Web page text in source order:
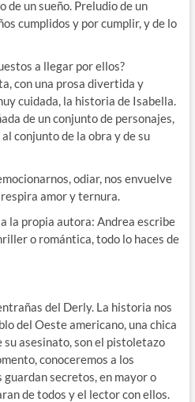
de un sueño. Preludio de un
cumplidos y por cumplir, y de lo
a llegar por ellos?
con una prosa divertida y
cuidada, la historia de Isabella.
de un conjunto de personajes,
conjunto de la obra y de su
odiar, nos envuelve
amor y ternura.
la propia autora: Andrea escribe
o romántica, todo lo haces de
del Derly. La historia nos
del Oeste americano, una chica
asesinato, son el pistoletazo
conoceremos a los
secretos, en mayor o
de todos y el lector con ellos.